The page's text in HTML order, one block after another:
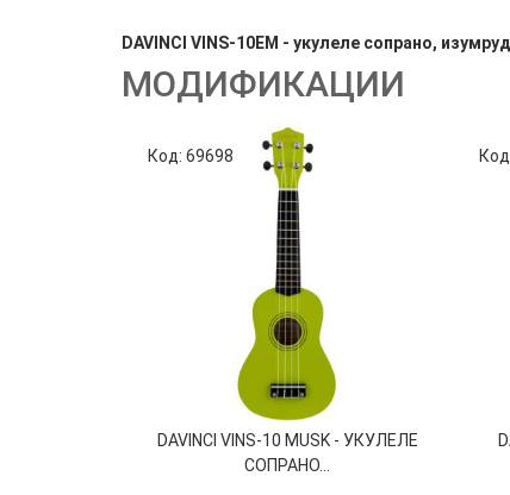
DAVINCI VINS-10EM - укулеле сопрано,
МОДИФИКАЦИИ
Код: 69698
DAVINCI VINS-10 MUSK - УКУЛЕЛЕ
СОПРАНО...